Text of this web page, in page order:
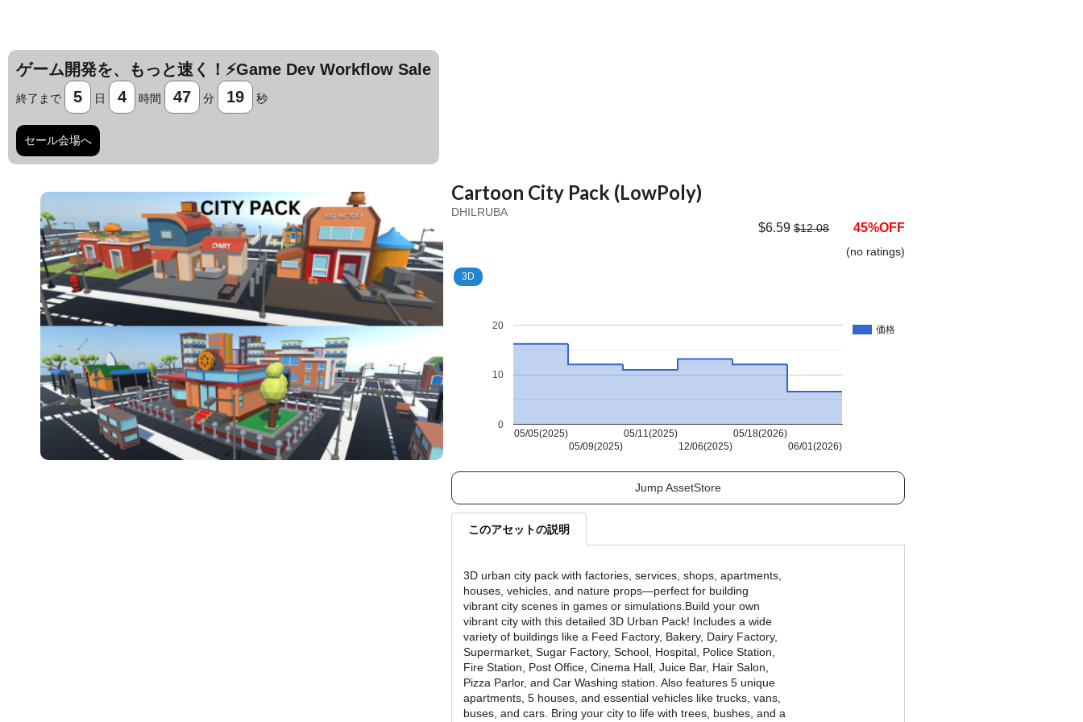
ゲーム開発を、もっと速く！⚡️Game Dev Workflow Sale
終了まで 5 日 4 時間 47 分 18 秒
セール会場へ
Cartoon City Pack (LowPoly)
DHILRUBA
$6.59$12.08 45%OFF
(no ratings)
3D
価格
05/05(2025)
05/09(2025)
05/11(2025)
12/06(2025)
05/18(2026)
06/01(2026)
0
10
20
Jump AssetStore
このアセットの説明
3D urban city pack with factories, services, shops, apartments,
houses, vehicles, and nature props—perfect for building
vibrant city scenes in games or simulations.Build your own
vibrant city with this detailed 3D Urban Pack! Includes a wide
variety of buildings like a Feed Factory, Bakery, Dairy Factory,
Supermarket, Sugar Factory, School, Hospital, Police Station,
Fire Station, Post Office, Cinema Hall, Juice Bar, Hair Salon,
Pizza Parlor, and Car Washing station. Also features 5 unique
apartments, 5 houses, and essential vehicles like trucks, vans,
buses, and cars. Bring your city to life with trees, bushes, and a